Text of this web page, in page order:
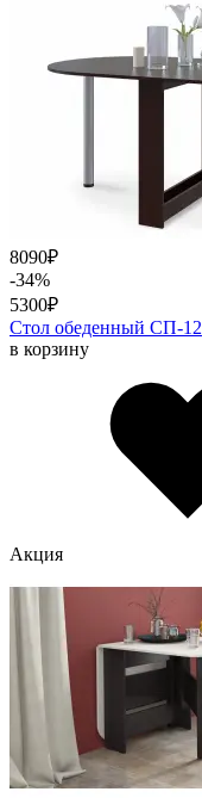
8090₽
-34%
5300₽
Стол обеденный СП-12
в корзину
Акция